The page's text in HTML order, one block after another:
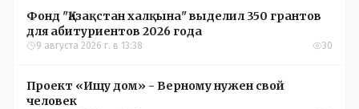
Фонд "Қазақстан халқына" выделил 350 грантов
для абитуриентов 2026 года
9 августа 2026 г. в 13:38 30
Проект «Ищу дом» - Верному нужен свой
человек